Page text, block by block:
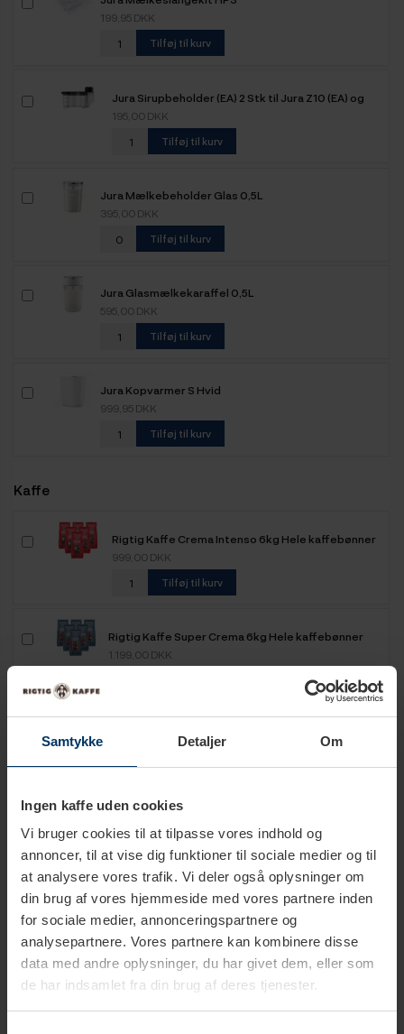
Samtykke Detaljer Om
Ingen kaffe uden cookies
Vi bruger cookies til at tilpasse vores indhold og
annoncer, til at vise dig funktioner til sociale medier og til
at analysere vores trafik. Vi deler også oplysninger om
din brug af vores hjemmeside med vores partnere inden
for sociale medier, annonceringspartnere og
analysepartnere. Vores partnere kan kombinere disse
data med andre oplysninger, du har givet dem, eller som
de har indsamlet fra din brug af deres tjenester.
199,95 DKK
Tilføj til kurv
Jura Sirupbeholder (EA) 2 Stk til Jura Z10 (EA) og
Jura Giga 10 (EA)
195,00 DKK
Tilføj til kurv
Jura Mælkebeholder Glas 0,5L
395,00 DKK
Tilføj til kurv
Jura Glasmælkekaraffel 0,5L
595,00 DKK
Tilføj til kurv
Jura Kopvarmer S Hvid
999,95 DKK
Tilføj til kurv
Kaffe
Rigtig Kaffe Crema Intenso 6kg Hele kaffebønner
999,00 DKK
Tilføj til kurv
Rigtig Kaffe Super Crema 6kg Hele kaffebønner
1.199,00 DKK
799,95 DKK
Rigtig Kaffe Verdens Kaffe - 9x400g
899,95 DKK
Tilføj til kurv
Rigtig Kaffe Mixpakke 2,1kg Hele kaffebønner
599,95 DKK
Tilføj til kurv